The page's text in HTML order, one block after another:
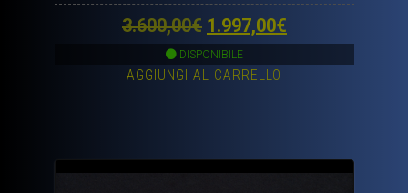
3.600,00€ Il
prezzo
originale
1.997,00€Il
DISPONIBILE
AGGIUNGI AL CARRELLO